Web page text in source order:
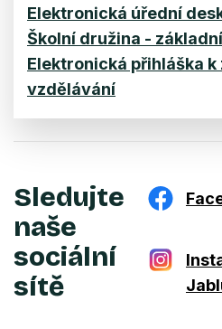
Elektronická úřední
Školní družina -
Elektronická přihláška k
vzdělávání
Sledujte
naše
sociální
sítě